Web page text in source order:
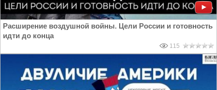
Расширение воздушной войны. Цели России и готовность
идти до конца
115